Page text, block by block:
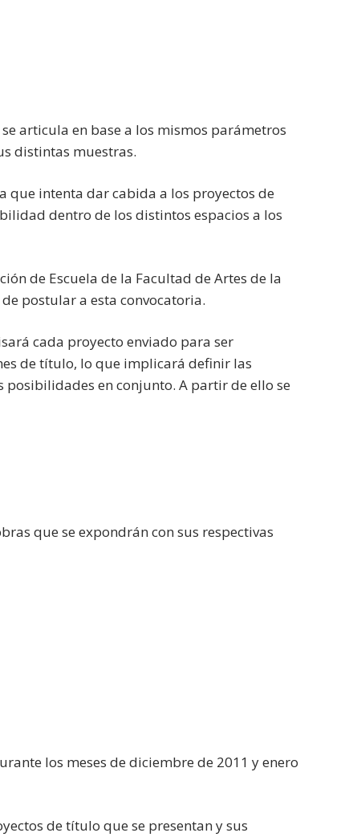
articula en base a los mismos parámetros
distintas muestras.
que intenta dar cabida a los proyectos de
dentro de los distintos espacios a los
de Escuela de la Facultad de Artes de la
postular a esta convocatoria.
cada proyecto enviado para ser
de título, lo que implicará definir las
en conjunto. A partir de ello se
que se expondrán con sus respectivas
los meses de diciembre de 2011 y enero
de título que se presentan y sus